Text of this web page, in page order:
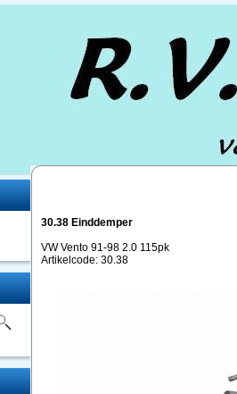
30.38 Einddemper
VW Vento 91-98 2.0 115pk
Artikelcode: 30.38